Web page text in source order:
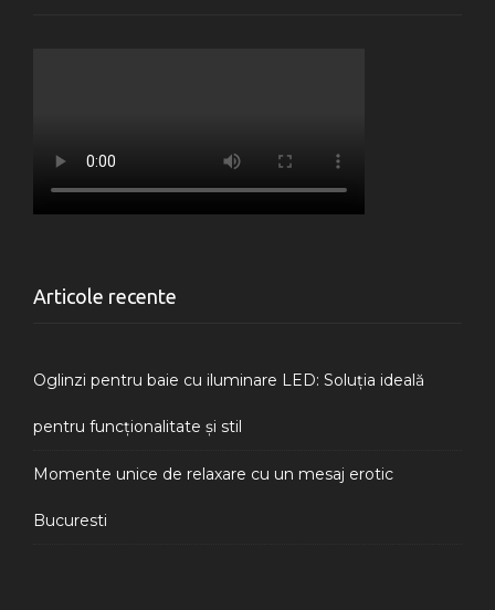
Articole recente
Oglinzi pentru baie cu iluminare LED: Soluția ideală
pentru funcționalitate și stil
Momente unice de relaxare cu un mesaj erotic
Bucuresti